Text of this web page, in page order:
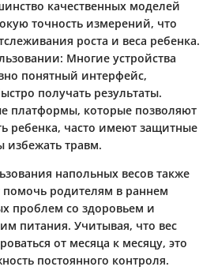
качественных моделей
точность измерений, что
роста и веса ребенка.
: Многие устройства
понятный интерфейс,
получать результаты.
платформы, которые позволяют
ребенка, часто имеют защитные
избежать травм.
напольных весов также
родителям в раннем
проблем со здоровьем и
питания. Учитывая, что вес
от месяца к месяцу, это
постоянного контроля.